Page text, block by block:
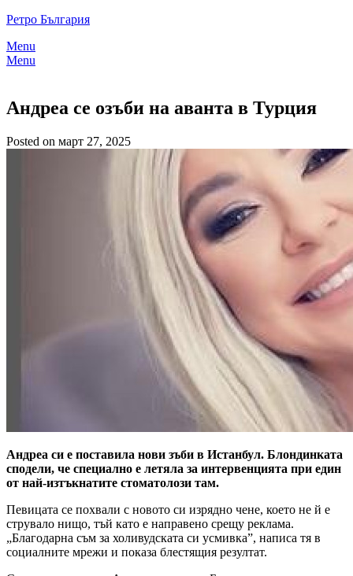
Skip
content
Ретро България
Menu
Menu
Андреа сe озъби на аванта в Турция
Posted on март 27, 2025
Андреа си е поставила нови зъби в Истанбул. Блондинката
сподели, че специално е летяла за интервенцията при един
от най-изтъкнатите стоматолози там.
Певицата се похвали с новото си изрядно чене, което не й е
струвало нищо, тъй като е направено срещу реклама.
„Благодарна съм за холивудската си усмивка”, написа тя в
социалните мрежи и показа блестящия резултат.